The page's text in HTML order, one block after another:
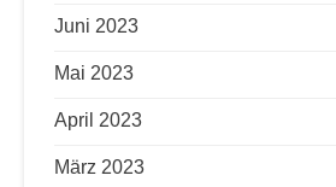
Juni 2023
Mai 2023
April 2023
März 2023